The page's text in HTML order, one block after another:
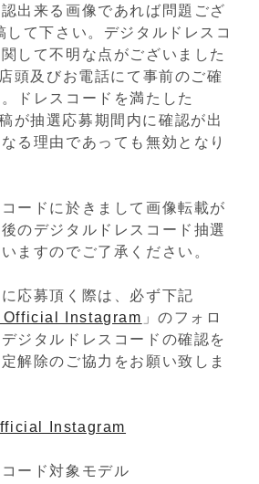
出来る画像であれば問題ござ
して下さい。デジタルドレスコ
して不明な点がございました
頭及びお電話にて事前のご確
ドレスコードを満たした
が抽選応募期間内に確認が出
る理由であっても無効となり
ードに於きまして画像転載が
のデジタルドレスコード抽選
ますのでご了承ください。
応募頂く際は、必ず下記
Instagram 」のフォロ
ジタルドレスコードの確認を
解除のご協力をお願い致しま
Instagram
ード対象モデル